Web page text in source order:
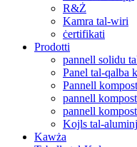
R&Ż
Kamra tal-wiri
ċertifikati
Prodotti
pannell solidu
Panel tal-qalba
Pannell
pannell
pannell
Kojls tal-
Kawża